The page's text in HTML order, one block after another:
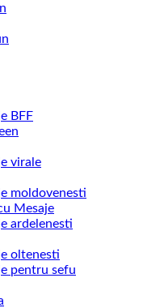
BFF
virale
moldovenesti
Mesaje
ardelenesti
oltenesti
pentru sefu